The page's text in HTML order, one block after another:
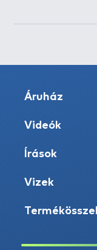
Áruház
Videók
Írások
Vizek